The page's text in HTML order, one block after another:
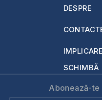
DESPRE
IMPLICARE
SCHIMBĂ
Abonează-te